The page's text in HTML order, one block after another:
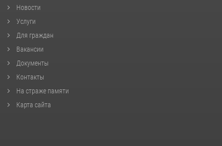
Новости
Услуги
Для граждан
Вакансии
Документы
Контакты
На страже памяти
Карта сайта